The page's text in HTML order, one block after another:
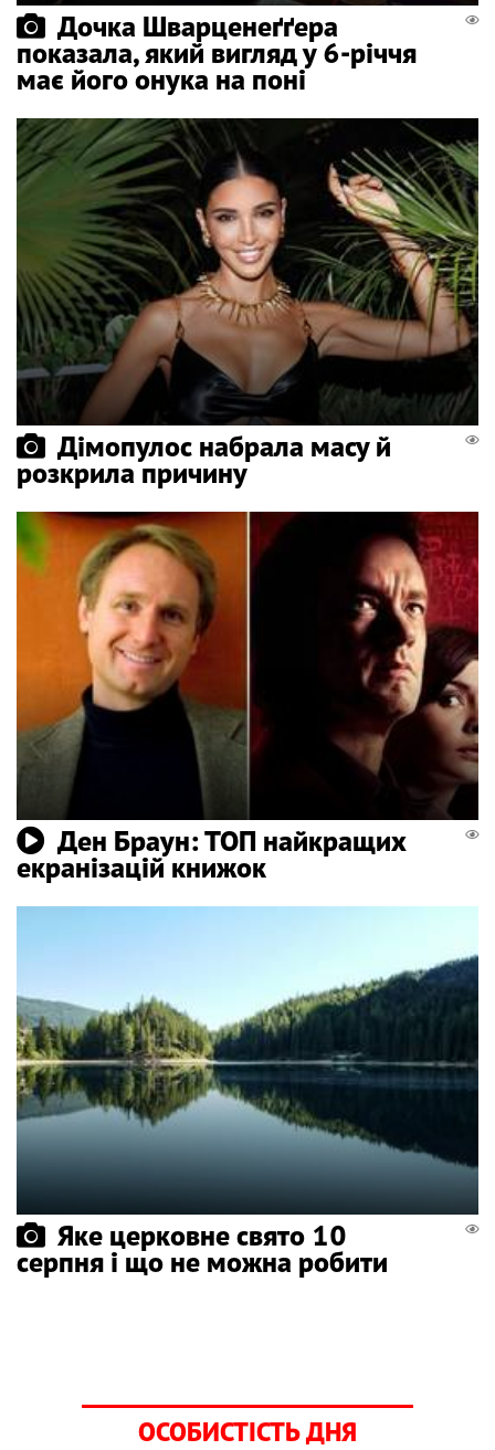
Дочка Шварценеґґера
показала, який вигляд у 6-річчя
має його онука на поні
Дімопулос набрала масу й
розкрила причину
Ден Браун: ТОП найкращих
екранізацій книжок
Яке церковне свято 10
серпня і що не можна робити
ОСОБИСТІСТЬ ДНЯ